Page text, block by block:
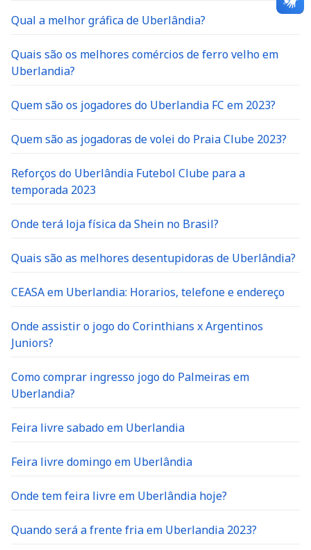
Qual a melhor gráfica de Uberlândia?
Quais são os melhores comércios de ferro velho em
Uberlandia?
Quem são os jogadores do Uberlandia FC em 2023?
Quem são as jogadoras de volei do Praia Clube 2023?
Reforços do Uberlândia Futebol Clube para a
temporada 2023
Onde terá loja física da Shein no Brasil?
Quais são as melhores desentupidoras de Uberlândia?
CEASA em Uberlandia: Horarios, telefone e endereço
Onde assistir o jogo do Corinthians x Argentinos
Juniors?
Como comprar ingresso jogo do Palmeiras em
Uberlandia?
Feira livre sabado em Uberlandia
Feira livre domingo em Uberlândia
Onde tem feira livre em Uberlândia hoje?
Quando será a frente fria em Uberlandia 2023?